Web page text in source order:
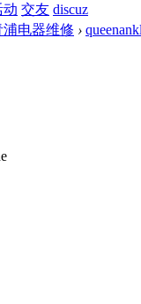
动 交友 discuz
电器维修 ›